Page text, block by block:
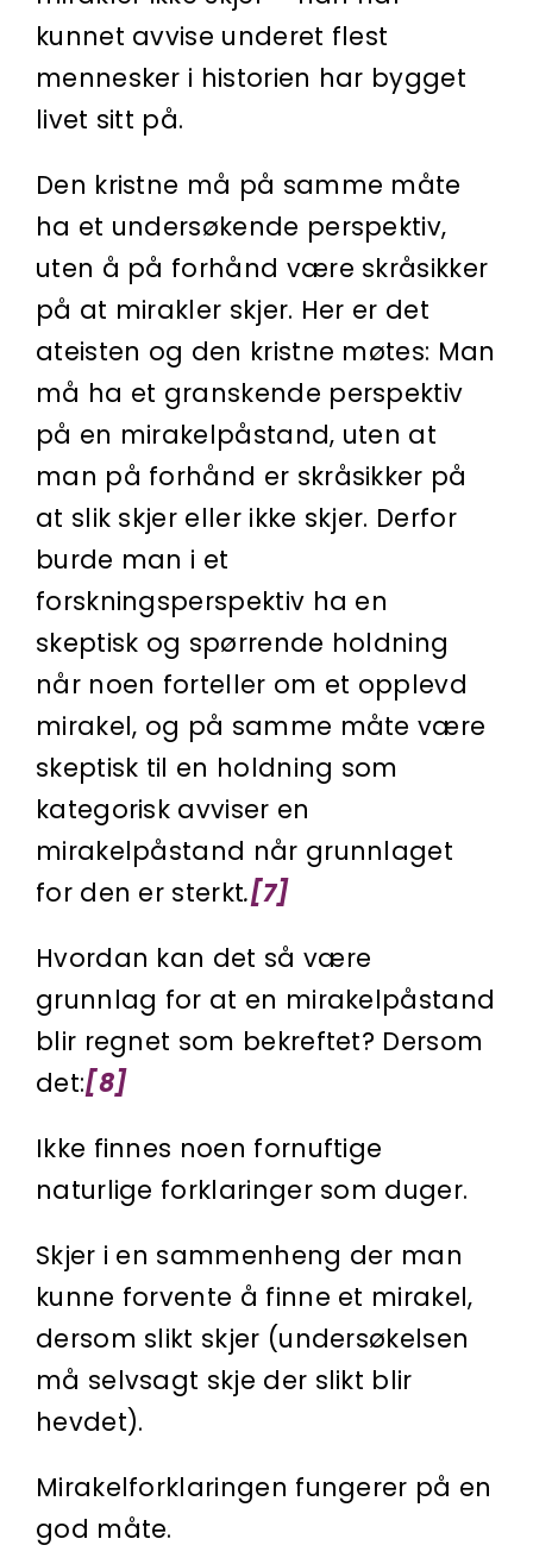
kunnet avvise underet flest
mennesker i historien har bygget
livet sitt på.
Den kristne må på samme måte
ha et undersøkende perspektiv,
uten å på forhånd være skråsikker
på at mirakler skjer. Her er det
ateisten og den kristne møtes: Man
må ha et granskende perspektiv
på en mirakelpåstand, uten at
man på forhånd er skråsikker på
at slik skjer eller ikke skjer. Derfor
burde man i et
forskningsperspektiv ha en
skeptisk og spørrende holdning
når noen forteller om et opplevd
mirakel, og på samme måte være
skeptisk til en holdning som
kategorisk avviser en
mirakelpåstand når grunnlaget
for den er sterkt.[7]
Hvordan kan det så være
grunnlag for at en mirakelpåstand
blir regnet som bekreftet? Dersom
det:[8]
Ikke finnes noen fornuftige
naturlige forklaringer som duger.
Skjer i en sammenheng der man
kunne forvente å finne et mirakel,
dersom slikt skjer (undersøkelsen
må selvsagt skje der slikt blir
hevdet).
Mirakelforklaringen fungerer på en
god måte.